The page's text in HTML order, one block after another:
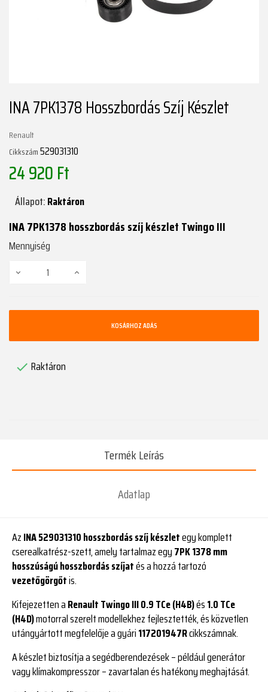
INA 7PK1378 Hosszbordás Szíj Készlet
Renault
Cikkszám529031310
24 920 Ft
Állapot:Raktáron
INA 7PK1378 hosszbordás szíj készlet Twingo III
Mennyiség
KOSÁRHOZ ADÁS
 Raktáron
Termék Leírás
Adatlap
AzINA 529031310 hosszbordás szíj készletegy komplett
cserealkatrész-szett, amely tartalmaz egy7PK 1378 mm
hosszúságú hosszbordás szíjatés a hozzá tartozó
vezetőgörgőtis.
Kifejezetten aRenault Twingo III 0.9 TCe (H4B)és1.0 TCe
(H4D)motorral szerelt modellekhez fejlesztették, és közvetlen
utángyártott megfelelője a gyári117201947Rcikkszámnak.
A készlet biztosítja a segédberendezések – például generátor
vagy klímakompresszor – zavartalan és hatékony meghajtását.